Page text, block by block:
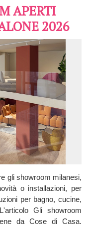
APERTI
2026
gli showroom milanesi,
o installazioni, per
per bagno, cucine,
Gli showroom
da Cose di Casa.